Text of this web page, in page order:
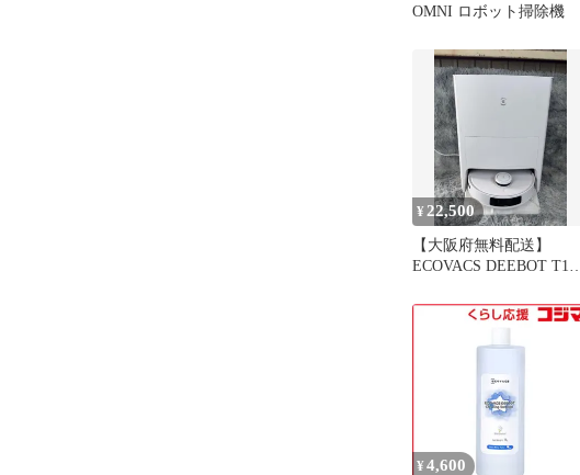
OMNI ロボット掃除機
¥ 22,500
【大阪府無料配送】
ECOVACS DEEBOT T10
¥ 4,600